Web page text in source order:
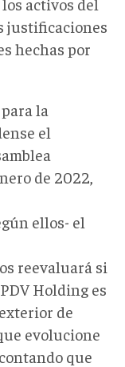
justificaciones
hechas por
la
el
de 2022,
ellos- el
reevaluará si
Holding es
de
evolucione
que